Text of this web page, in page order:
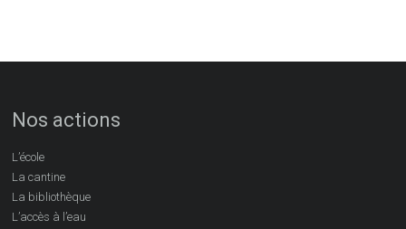
Nos actions
L’école
La cantine
La bibliothèque
L’accès à l’eau